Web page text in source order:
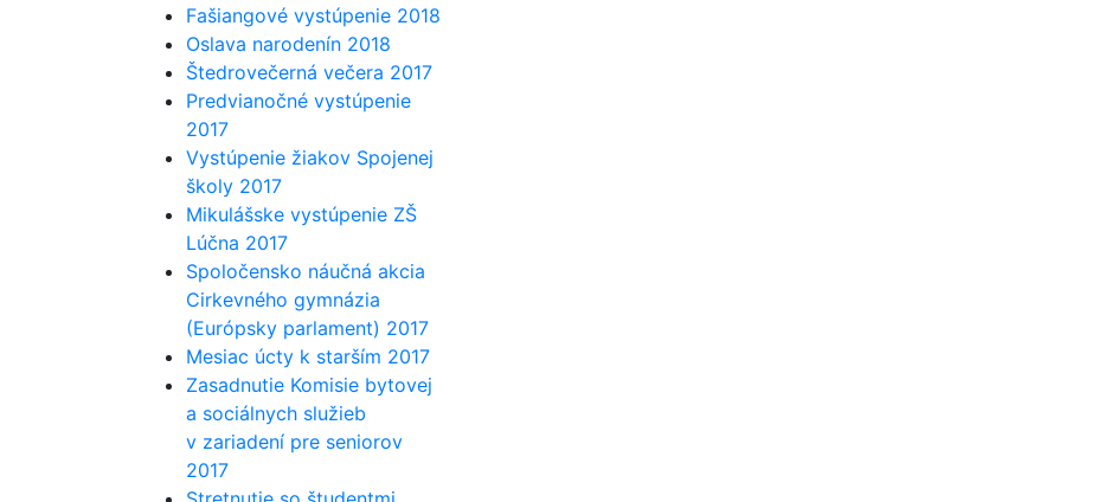
Fašiangové vystúpenie 2018
Oslava narodenín 2018
Štedrovečerná večera 2017
Predvianočné vystúpenie
2017
Vystúpenie žiakov Spojenej
školy 2017
Mikulášske vystúpenie ZŠ
Lúčna 2017
Spoločensko náučná akcia
Cirkevného gymnázia
(Európsky parlament) 2017
Mesiac úcty k starším 2017
Zasadnutie Komisie bytovej
a sociálnych služieb
v zariadení pre seniorov
2017